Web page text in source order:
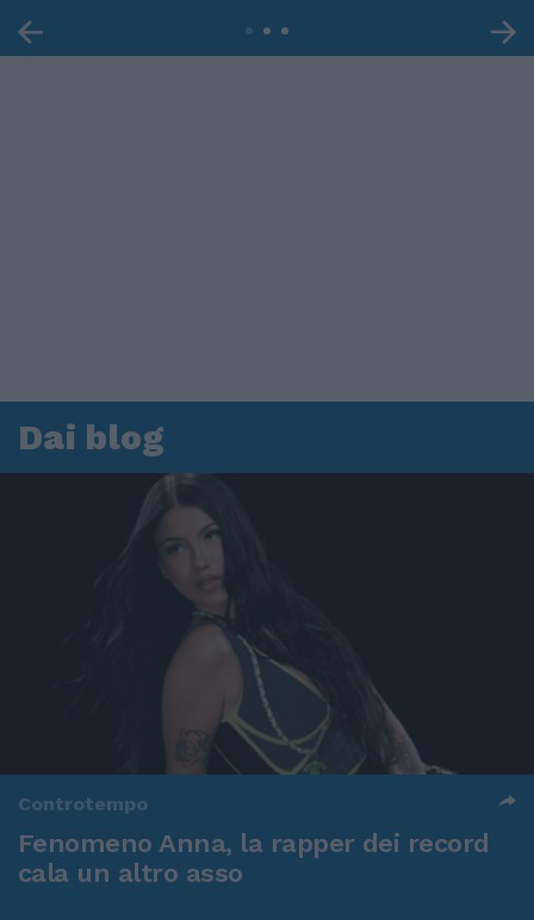
Dai blog
Controtempo
Fenomeno Anna, la rapper dei record
cala un altro asso